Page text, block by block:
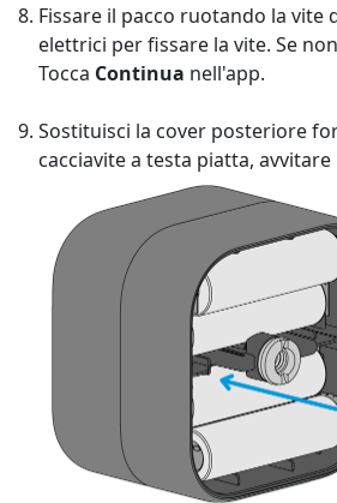
Fissare il pacco ruotando la
elettrici per fissare la vite. Se
Tocca Continua nell'app.
Sostituisci la cover posteriore
cacciavite a testa piatta,